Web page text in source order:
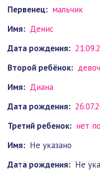
Первенец: мальчик
Имя: Денис
Дата рождения:
Второй ребёнок:
Имя: Диана
Дата рождения:
Третий ребенок: нет
Имя: Не указано
Дата рождения: Не